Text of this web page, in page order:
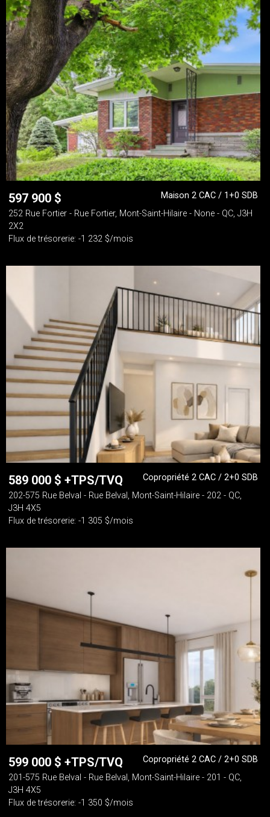
597 900 $
Maison 2 CAC / 1+0 SDB
252 Rue Fortier - Rue Fortier, Mont-Saint-Hilaire - None - QC, J3H
2X2
Flux de trésorerie: -1 232 $/mois
589 000 $ +TPS/TVQ
Copropriété 2 CAC / 2+0 SDB
202-575 Rue Belval - Rue Belval, Mont-Saint-Hilaire - 202 - QC,
J3H 4X5
Flux de trésorerie: -1 305 $/mois
599 000 $ +TPS/TVQ
Copropriété 2 CAC / 2+0 SDB
201-575 Rue Belval - Rue Belval, Mont-Saint-Hilaire - 201 - QC,
J3H 4X5
Flux de trésorerie: -1 350 $/mois